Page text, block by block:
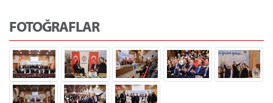
FOTOĞRAFLAR